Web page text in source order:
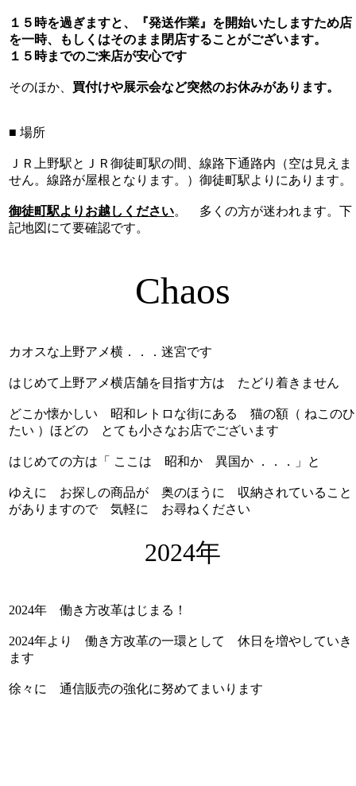
１５時を過ぎますと、『発送作業』を開始いたしますため店
を一時、もしくはそのまま閉店することがございます。
１５時までのご来店が安心です
そのほか、 買付けや展示会など突然のお休みがあります。
■ 場所
ＪＲ上野駅とＪＲ御徒町駅の間、線路下通路内（空は見えま
せん。線路が屋根となります。）御徒町駅よりにあります。
御徒町駅よりお越しください。 多くの方が迷われます。下
記地図にて要確認です。
Chaos
カオスな上野アメ横．．．迷宮です
はじめて上野アメ横店舗を目指す方は たどり着きません
どこか懐かしい 昭和レトロな街にある 猫の額（ ねこのひ
たい ）ほどの とても小さなお店でございます
はじめての方は「 ここは 昭和か 異国か ．．．」と
ゆえに お探しの商品が 奥のほうに 収納されていること
がありますので 気軽に お尋ねください
2024年
2024年 働き方改革はじまる！
2024年より 働き方改革の一環として 休日を増やしていき
ます
徐々に 通信販売の強化に努めてまいります